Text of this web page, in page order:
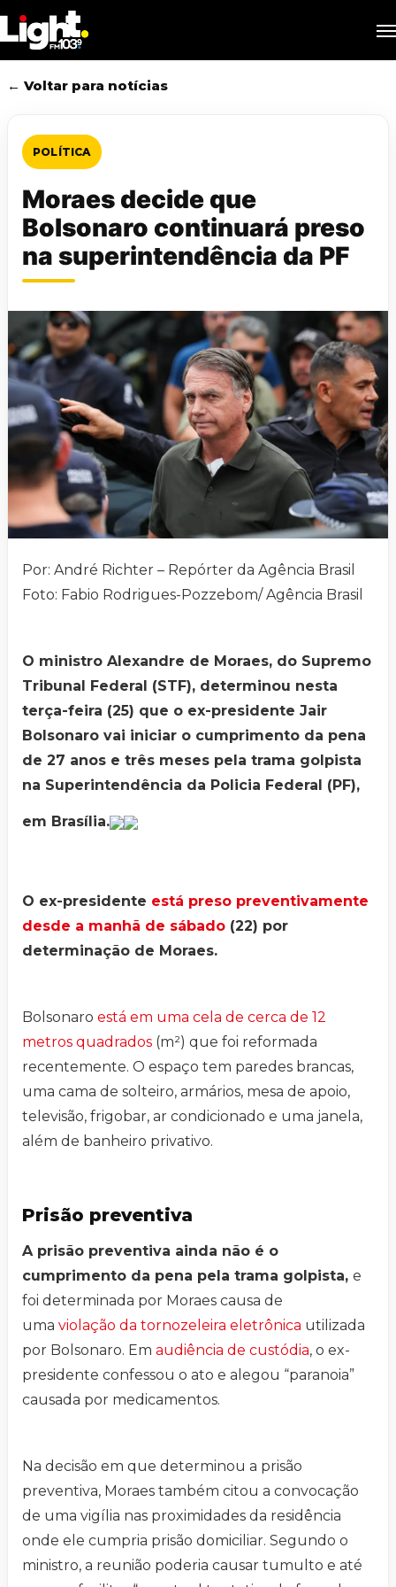
to
main
content
← Voltar para notícias
POLÍTICA
Moraes decide que
Bolsonaro continuará preso
na superintendência da PF
Por: André Richter – Repórter da Agência Brasil
Foto: Fabio Rodrigues-Pozzebom/ Agência Brasil
O ministro Alexandre de Moraes, do Supremo
Tribunal Federal (STF), determinou nesta
terça-feira (25) que o ex-presidente Jair
Bolsonaro vai iniciar o cumprimento da pena
de 27 anos e três meses pela trama golpista
na Superintendência da Policia Federal (PF),
em Brasília.
O ex-presidente está preso preventivamente
desde a manhã de sábado (22) por
determinação de Moraes.
Bolsonaro está em uma cela de cerca de 12
metros quadrados (m²) que foi reformada
recentemente. O espaço tem paredes brancas,
uma cama de solteiro, armários, mesa de apoio,
televisão, frigobar, ar condicionado e uma janela,
além de banheiro privativo.
Prisão preventiva
A prisão preventiva ainda não é o
cumprimento da pena pela trama golpista, e
foi determinada por Moraes causa de
uma violação da tornozeleira eletrônica utilizada
por Bolsonaro. Em audiência de custódia, o ex-
presidente confessou o ato e alegou “paranoia”
causada por medicamentos.
Na decisão em que determinou a prisão
preventiva, Moraes também citou a convocação
de uma vigília nas proximidades da residência
onde ele cumpria prisão domiciliar. Segundo o
ministro, a reunião poderia causar tumulto e até